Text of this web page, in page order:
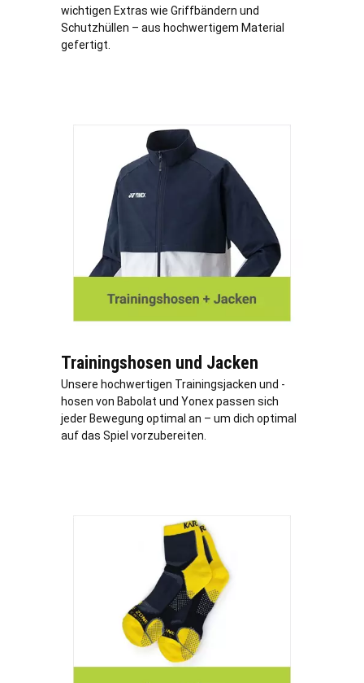
wichtigen Extras wie Griffbändern und
Schutzhüllen – aus hochwertigem Material
gefertigt.
Trainingshosen und Jacken
Unsere hochwertigen Trainingsjacken und -
hosen von Babolat und Yonex passen sich
jeder Bewegung optimal an – um dich optimal
auf das Spiel vorzubereiten.